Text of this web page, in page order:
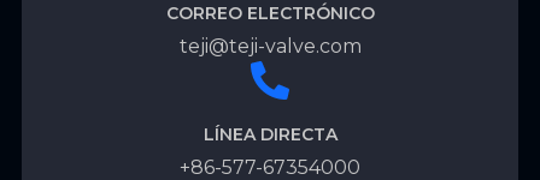
CORREO ELECTRÓNICO
teji@teji-valve.com
LÍNEA DIRECTA
+86-577-67354000